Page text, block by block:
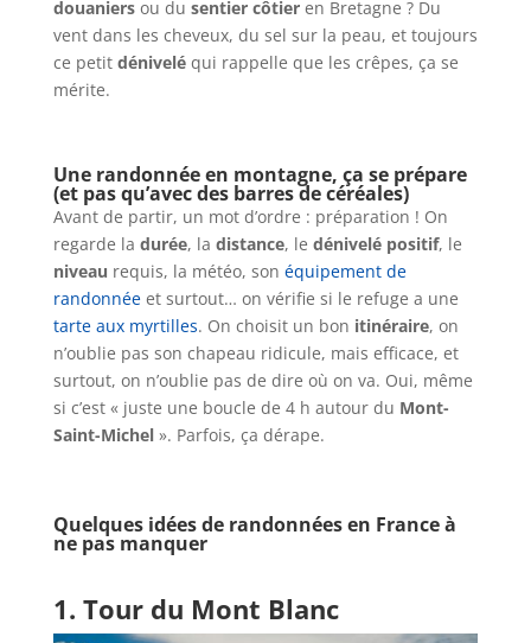
douaniersou du sentier côtieren Bretagne ? Du
vent dans les cheveux, du sel sur la peau, et toujours
ce petit déniveléqui rappelle que les crêpes, ça se
mérite.
Une randonnée en montagne, ça se prépare
(et pas qu’avec des barres de céréales)
Avant de partir, un mot d’ordre : préparation ! On
regarde la durée, la distance, le dénivelé positif, le
niveau requis, la météo, son équipement de
randonnéeet surtout… on vérifie si le refuge a une
tarte aux myrtilles. On choisit un bon itinéraire, on
n’oublie pas son chapeau ridicule, mais efficace, et
surtout, on n’oublie pas de dire où on va. Oui, même
si c’est « juste une boucle de 4 h autour du Mont-
Saint-Michel». Parfois, ça dérape.
Quelques idées de randonnées en France à
ne pas manquer
1. Tour du Mont Blanc